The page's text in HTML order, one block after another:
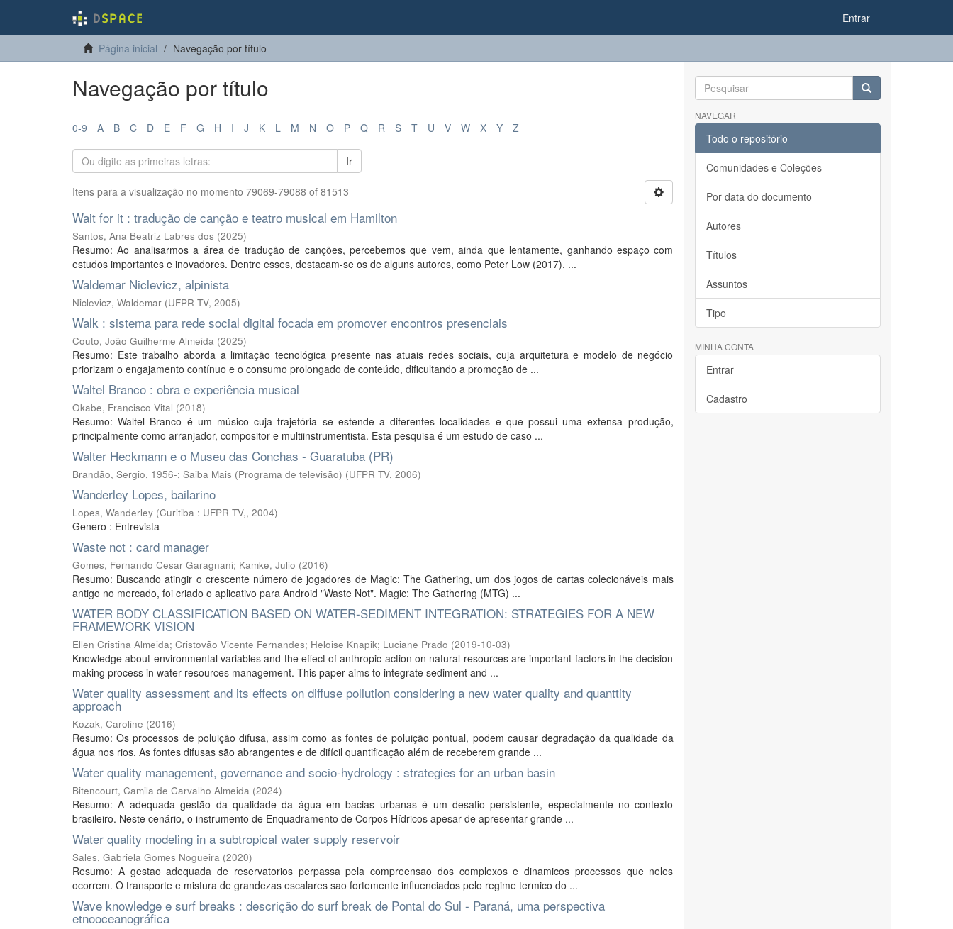
Entrar
Página inicial Navegação por título
Navegação por título
0-9 A B C D E F G H I J K L M N O P Q R S T U V W X Y Z
Ir
Itens para a visualização no momento 79069-79088 of 81513
Wait for it : tradução de canção e teatro musical em Hamilton
Santos, Ana Beatriz Labres dos (2025)
Resumo: Ao analisarmos a área de tradução de canções, percebemos que vem, ainda que lentamente, ganhando espaço com
estudos importantes e inovadores. Dentre esses, destacam-se os de alguns autores, como Peter Low (2017), ...
Waldemar Niclevicz, alpinista
Niclevicz, Waldemar (UFPR TV, 2005)
Walk : sistema para rede social digital focada em promover encontros presenciais
Couto, João Guilherme Almeida (2025)
Resumo: Este trabalho aborda a limitação tecnológica presente nas atuais redes sociais, cuja arquitetura e modelo de negócio
priorizam o engajamento contínuo e o consumo prolongado de conteúdo, dificultando a promoção de ...
Waltel Branco : obra e experiência musical
Okabe, Francisco Vital (2018)
Resumo: Waltel Branco é um músico cuja trajetória se estende a diferentes localidades e que possui uma extensa produção,
principalmente como arranjador, compositor e multiinstrumentista. Esta pesquisa é um estudo de caso ...
Walter Heckmann e o Museu das Conchas - Guaratuba (PR)
Brandão, Sergio, 1956-; Saiba Mais (Programa de televisão) (UFPR TV, 2006)
Wanderley Lopes, bailarino
Lopes, Wanderley (Curitiba : UFPR TV,, 2004)
Genero : Entrevista
Waste not : card manager
Gomes, Fernando Cesar Garagnani; Kamke, Julio (2016)
Resumo: Buscando atingir o crescente número de jogadores de Magic: The Gathering, um dos jogos de cartas colecionáveis mais
antigo no mercado, foi criado o aplicativo para Android "Waste Not". Magic: The Gathering (MTG) ...
WATER BODY CLASSIFICATION BASED ON WATER-SEDIMENT INTEGRATION: STRATEGIES FOR A NEW
FRAMEWORK VISION
Ellen Cristina Almeida; Cristovão Vicente Fernandes; Heloise Knapik; Luciane Prado (2019-10-03)
Knowledge about environmental variables and the effect of anthropic action on natural resources are important factors in the decision
making process in water resources management. This paper aims to integrate sediment and ...
Water quality assessment and its effects on diffuse pollution considering a new water quality and quanttity
approach
Kozak, Caroline (2016)
Resumo: Os processos de poluição difusa, assim como as fontes de poluição pontual, podem causar degradação da qualidade da
água nos rios. As fontes difusas são abrangentes e de difícil quantificação além de receberem grande ...
Water quality management, governance and socio-hydrology : strategies for an urban basin
Bitencourt, Camila de Carvalho Almeida (2024)
Resumo: A adequada gestão da qualidade da água em bacias urbanas é um desafio persistente, especialmente no contexto
brasileiro. Neste cenário, o instrumento de Enquadramento de Corpos Hídricos apesar de apresentar grande ...
Water quality modeling in a subtropical water supply reservoir
Sales, Gabriela Gomes Nogueira (2020)
Resumo: A gestao adequada de reservatorios perpassa pela compreensao dos complexos e dinamicos processos que neles
ocorrem. O transporte e mistura de grandezas escalares sao fortemente influenciados pelo regime termico do ...
Wave knowledge e surf breaks : descrição do surf break de Pontal do Sul - Paraná, uma perspectiva
etnooceanográfica
NAVEGAR
Todo o repositório
Comunidades e Coleções
Por data do documento
Autores
Títulos
Assuntos
Tipo
MINHA CONTA
Entrar
Cadastro